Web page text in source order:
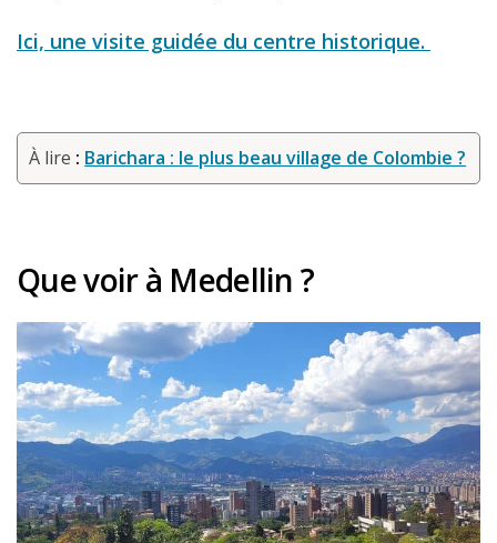
Ici, une visite guidée du centre historique.
À lire : Barichara : le plus beau village de Colombie ?
Que voir à Medellin ?